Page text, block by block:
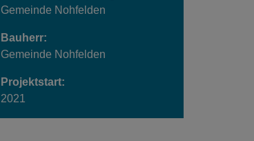
Gemeinde Nohfelden
Bauherr:
Gemeinde Nohfelden
Projektstart:
2021